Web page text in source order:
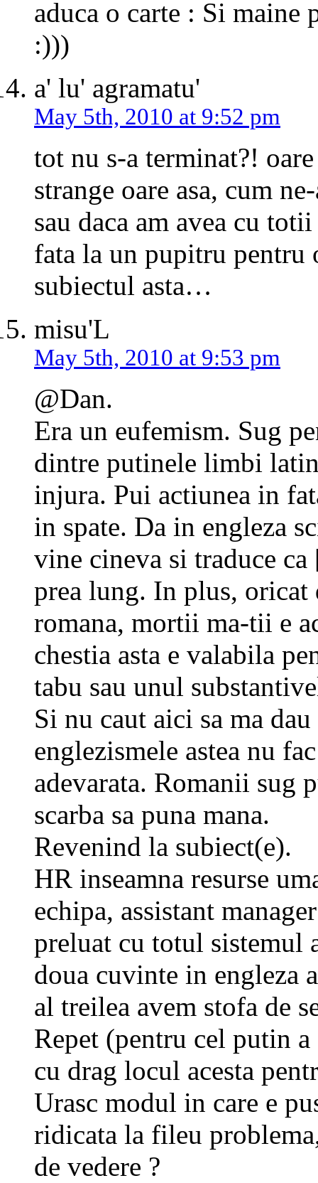
aduca o carte : Si maine
:)))
a' lu' agramatu'
May 5th, 2010 at 9:52 pm
tot nu s-a terminat?!
strange oare asa, cum
sau daca am avea cu
fata la un pupitru pentru
subiectul asta…
misu'L
May 5th, 2010 at 9:53 pm
@Dan.
Era un eufemism. Sug
dintre putinele limbi
injura. Pui actiunea in
in spate. Da in engleza
vine cineva si traduce
prea lung. In plus, oricat
romana, mortii ma-tii e
chestia asta e valabila
tabu sau unul
Si nu caut aici sa ma
englezismele astea nu
adevarata. Romanii sug
scarba sa puna mana.
Revenind la subiect(e).
HR inseamna resurse
echipa, assistant
preluat cu totul sistemul
doua cuvinte in engleza
al treilea avem stofa de
Repet (pentru cel putin
cu drag locul acesta
Urasc modul in care e
ridicata la fileu
de vedere ?